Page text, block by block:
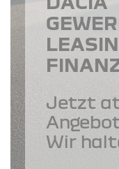
Jetzt
Wir